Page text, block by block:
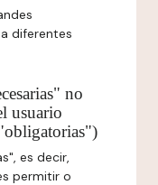
diferentes
no
usuario
es decir,
permitir o